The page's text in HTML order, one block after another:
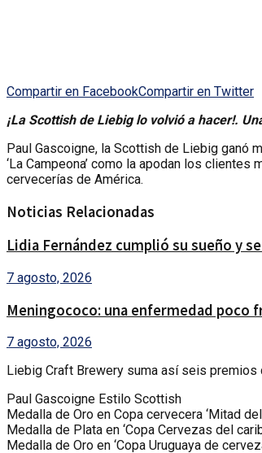
Compartir en FacebookCompartir en Twitter
¡La Scottish de Liebig lo volvió a hacer!.
Paul Gascoigne, la Scottish de Liebig ganó
‘La Campeona’ como la apodan los
cervecerías de América.
Noticias Relacionadas
Lidia Fernández cumplió su sueño y
7 agosto, 2026
Meningococo: una enfermedad poco
7 agosto, 2026
Liebig Craft Brewery suma así seis premios
Paul Gascoigne Estilo Scottish
Medalla de Oro en Copa cervecera ‘Mitad
Medalla de Plata en ‘Copa Cervezas del
Medalla de Oro en ‘Copa Uruguaya de